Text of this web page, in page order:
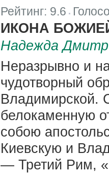
Рейтинг: 9.6 |
ИКОНА
Надежда
Неразрывно и
чудотворный
Владимирской.
белокаменную
собою
Киевскую и
— Третий Рим,